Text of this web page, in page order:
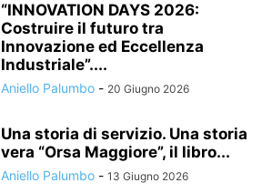
“INNOVATION DAYS 2026:
Costruire il futuro tra
Innovazione ed Eccellenza
Industriale”....
Aniello Palumbo - 20 Giugno 2026
Una storia di servizio. Una storia
vera “Orsa Maggiore”, il libro...
Aniello Palumbo - 13 Giugno 2026